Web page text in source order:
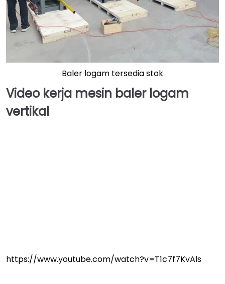
Baler logam tersedia stok
Video kerja mesin baler logam
vertikal
https://www.youtube.com/watch?v=T1c7f7KvAls